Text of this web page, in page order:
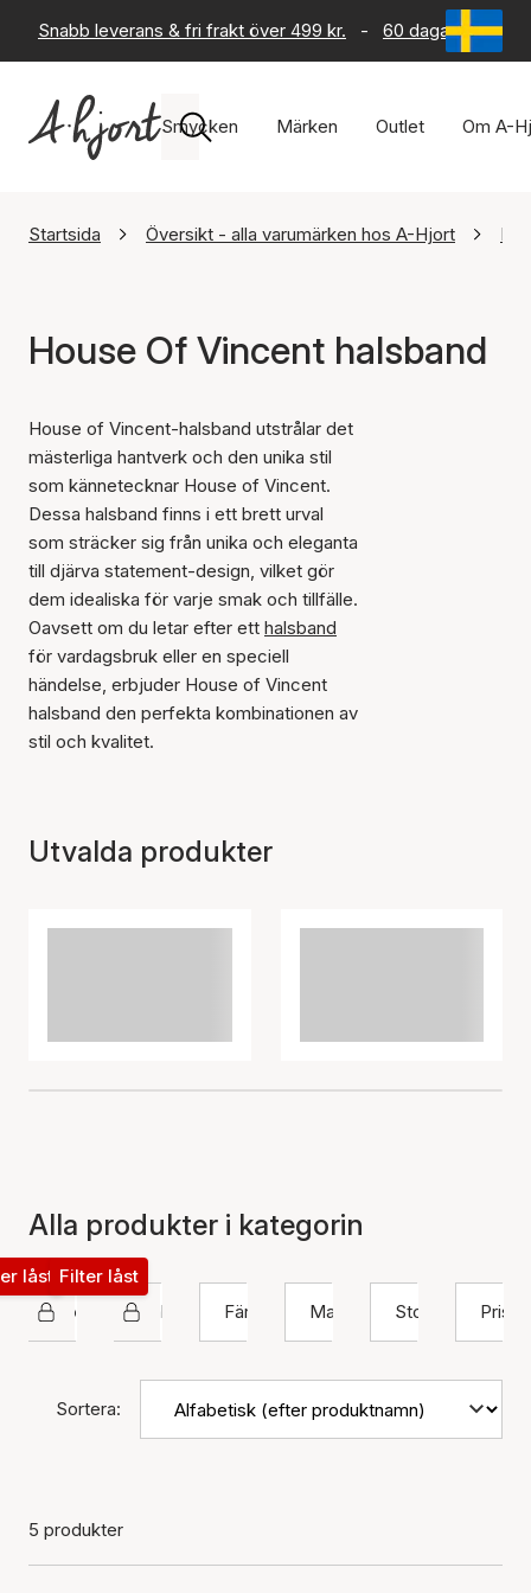
Snabb leverans & fri frakt över 499 kr. - 60 dagars
Smycken Märken Outlet Om A-
Startsida Översikt - alla varumärken hos A-Hjort
House Of Vincent halsband
House of Vincent-halsband utstrålar det
mästerliga hantverk och den unika stil
som kännetecknar House of Vincent.
Dessa halsband finns i ett brett urval
som sträcker sig från unika och eleganta
till djärva statement-design, vilket gör
dem idealiska för varje smak och tillfälle.
Oavsett om du letar efter ett halsband
för vardagsbruk eller en speciell
händelse, erbjuder House of Vincent
halsband den perfekta kombinationen av
stil och kvalitet.
Utvalda produkter
Alla produkter i kategorin
House Of Vincent
låst
Halsband
Filter låst
Färg
Material Storlek Pris
Sortera:
5 produkter